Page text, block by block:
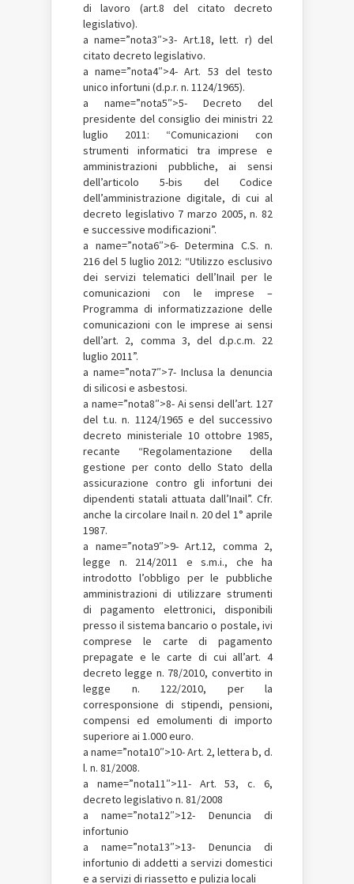
di lavoro (art.8 del citato decreto
legislativo).
a name=”nota3″>3- Art.18, lett. r) del
citato decreto legislativo.
a name=”nota4″>4- Art. 53 del testo
unico infortuni (d.p.r. n. 1124/1965).
a name=”nota5″>5- Decreto del
presidente del consiglio dei ministri 22
luglio 2011: “Comunicazioni con
strumenti informatici tra imprese e
amministrazioni pubbliche, ai sensi
dell’articolo 5-bis del Codice
dell’amministrazione digitale, di cui al
decreto legislativo 7 marzo 2005, n. 82
e successive modificazioni”.
a name=”nota6″>6- Determina C.S. n.
216 del 5 luglio 2012: “Utilizzo esclusivo
dei servizi telematici dell’Inail per le
comunicazioni con le imprese –
Programma di informatizzazione delle
comunicazioni con le imprese ai sensi
dell’art. 2, comma 3, del d.p.c.m. 22
luglio 2011”.
a name=”nota7″>7- Inclusa la denuncia
di silicosi e asbestosi.
a name=”nota8″>8- Ai sensi dell’art. 127
del t.u. n. 1124/1965 e del successivo
decreto ministeriale 10 ottobre 1985,
recante “Regolamentazione della
gestione per conto dello Stato della
assicurazione contro gli infortuni dei
dipendenti statali attuata dall’Inail”. Cfr.
anche la circolare Inail n. 20 del 1° aprile
1987.
a name=”nota9″>9- Art.12, comma 2,
legge n. 214/2011 e s.m.i., che ha
introdotto l’obbligo per le pubbliche
amministrazioni di utilizzare strumenti
di pagamento elettronici, disponibili
presso il sistema bancario o postale, ivi
comprese le carte di pagamento
prepagate e le carte di cui all’art. 4
decreto legge n. 78/2010, convertito in
legge n. 122/2010, per la
corresponsione di stipendi, pensioni,
compensi ed emolumenti di importo
superiore ai 1.000 euro.
a name=”nota10″>10- Art. 2, lettera b, d.
l. n. 81/2008.
a name=”nota11″>11- Art. 53, c. 6,
decreto legislativo n. 81/2008
a name=”nota12″>12- Denuncia di
infortunio
a name=”nota13″>13- Denuncia di
infortunio di addetti a servizi domestici
e a servizi di riassetto e pulizia locali